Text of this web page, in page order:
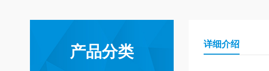
产品分类 详细介绍